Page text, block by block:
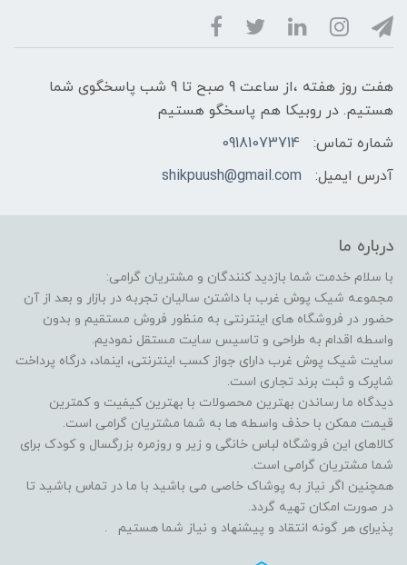
هفت روز هفته ،از ساعت 9 صبح تا 9 شب پاسخگوی شما
هستیم. در روبیکا هم پاسخگو هستیم
شماره تماس:
09181073714
آدرس ایمیل:
shikpuush@gmail.com
درباره ما
با سلام خدمت شما بازدید کنندگان و مشتریان گرامی:
مجموعه شیک پوش غرب با داشتن سالیان تجربه در بازار و بعد از آن
حضور در فروشگاه های اینترنتی به منظور فروش مستقیم و بدون
واسطه اقدام به طراحی و تاسیس سایت مستقل نمودیم.
سایت شیک پوش غرب دارای جواز کسب اینترنتی، اینماد، درگاه پرداخت
شاپرک و ثبت برند تجاری است.
دیدگاه ما رساندن بهترین محصولات با بهترین کیفیت و کمترین
قیمت ممکن با حذف واسطه ها به شما مشتریان گرامی است.
کالاهای این فروشگاه لباس خانگی و زیر و روزمره بزرگسال و کودک برای
شما مشتریان گرامی است.
همچنین اگر نیاز به پوشاک خاصی می باشید با ما در تماس باشید تا
در صورت امکان تهیه گردد.
پذیرای هر گونه انتقاد و پیشنهاد و نیاز شما هستیم .